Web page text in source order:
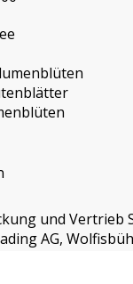
und Vertrieb
AG,